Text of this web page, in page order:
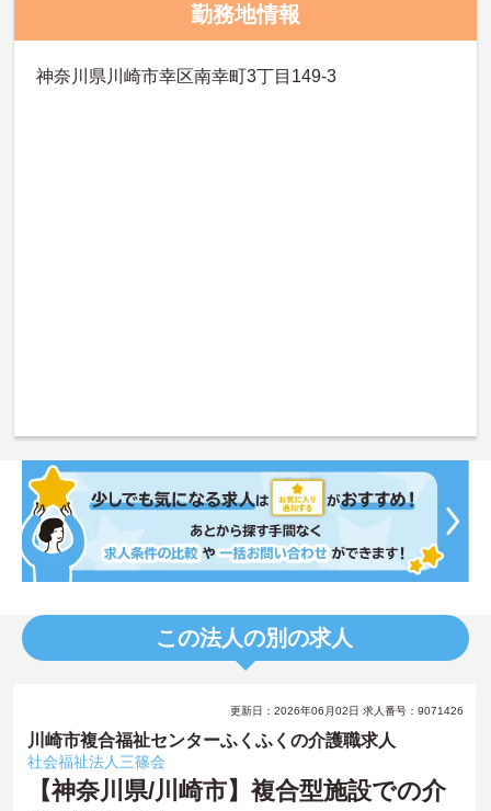
勤務地情報
神奈川県川崎市幸区南幸町3丁目149-3
この法人の別の求人
更新日：2026年06月02日 求人番号：9071426
川崎市複合福祉センターふくふくの介護職求人
社会福祉法人三篠会
【神奈川県/川崎市】複合型施設での介